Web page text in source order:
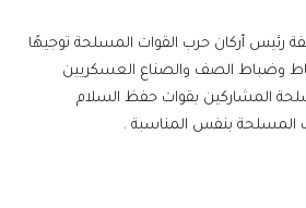
رئيس أركان حرب القوات المسلحة توجيهًا
وضباط الصف والصناع العسكريين
المشاركين بقوات حفظ السلام
المسلحة بنفس المناسبة .